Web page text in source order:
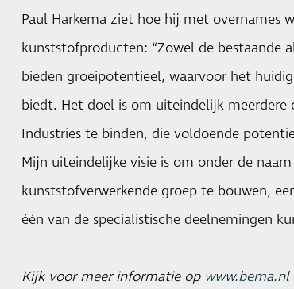
Paul Harkema ziet hoe hij met overnames
kunststofproducten: “Zowel de bestaande
bieden groeipotentieel, waarvoor het
biedt. Het doel is om uiteindelijk meerdere
Industries te binden, die voldoende
Mijn uiteindelijke visie is om onder de
kunststofverwerkende groep te bouwen,
één van de specialistische deelnemingen
Kijk voor meer informatie op www.bema.nl